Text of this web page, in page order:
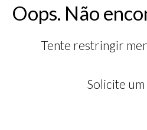
Oops. Não
Tente restringir
Solicite